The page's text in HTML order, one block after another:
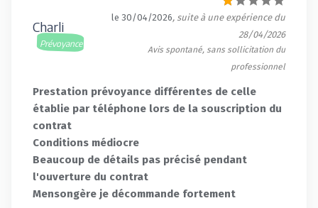
Charli
Prévoyance
le 30/04/2026, suite à une expérience du
28/04/2026
Avis spontané, sans sollicitation du
professionnel
Prestation prévoyance différentes de celle
établie par téléphone lors de la souscription du
contrat
Conditions médiocre
Beaucoup de détails pas précisé pendant
l'ouverture du contrat
Mensongère je décommande fortement